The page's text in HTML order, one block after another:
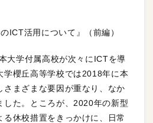
ICT活用について』（前編）
大学付属高校が次々にICTを導
学櫻丘高等学校では2018年に本
さまざまな要因が重なり、なか
した。ところが、2020年の新型
る休校措置をきっかけに、日常